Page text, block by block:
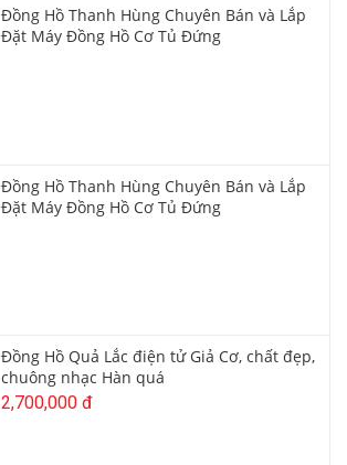
Đồng Hồ Thanh Hùng Chuyên Bán và Lắp
Đặt Máy Đồng Hồ Cơ Tủ Đứng
Đồng Hồ Thanh Hùng Chuyên Bán và Lắp
Đặt Máy Đồng Hồ Cơ Tủ Đứng
Đồng Hồ Quả Lắc điện tử Giả Cơ, chất đẹp,
chuông nhạc Hàn quá
2,700,000 đ